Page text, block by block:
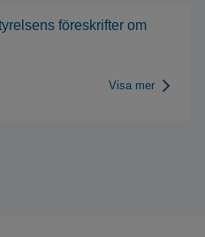
föreskrifter om
Visa mer